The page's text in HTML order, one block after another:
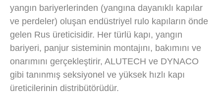
yangın bariyerlerinden (yangına dayanıklı kapılar
ve perdeler) oluşan endüstriyel rulo kapıların önde
gelen Rus üreticisidir. Her türlü kapı, yangın
bariyeri, panjur sisteminin montajını, bakımını ve
onarımını gerçekleştirir, ALUTECH ve DYNACO
gibi tanınmış seksiyonel ve yüksek hızlı kapı
üreticilerinin distribütörüdür.